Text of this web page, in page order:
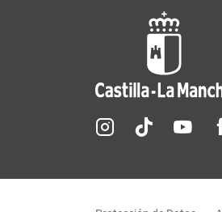
Redes sociales